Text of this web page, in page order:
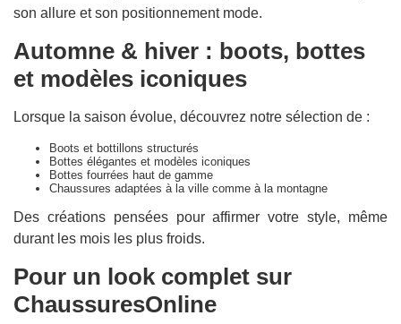
son allure et son positionnement mode.
Automne & hiver : boots, bottes
et modèles iconiques
Lorsque la saison évolue, découvrez notre sélection de :
Boots et bottillons structurés
Bottes élégantes et modèles iconiques
Bottes fourrées haut de gamme
Chaussures adaptées à la ville comme à la montagne
Des créations pensées pour affirmer votre style, même
durant les mois les plus froids.
Pour un look complet sur
ChaussuresOnline